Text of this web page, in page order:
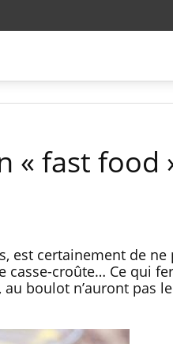
« fast food
est certainement de ne
casse-croûte… Ce qui
boulot n’auront pas le